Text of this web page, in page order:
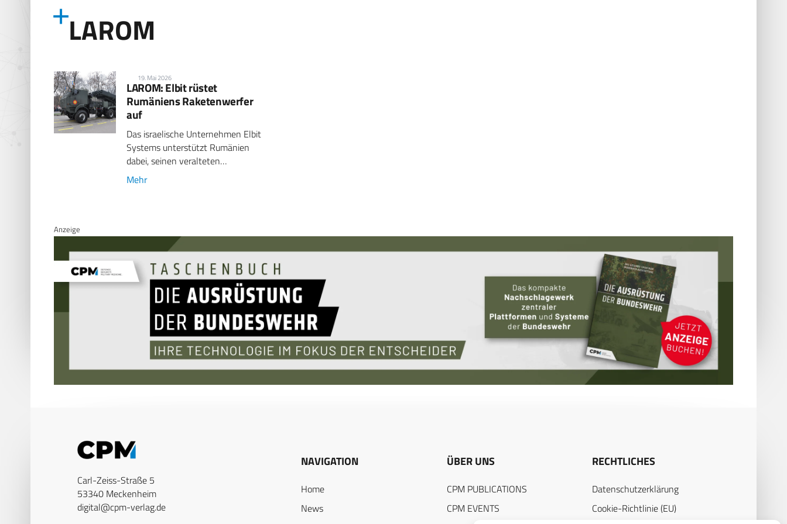
LAROM
19. Mai 2026
LAROM: Elbit rüstet
Rumäniens Raketenwerfer
auf
Das israelische Unternehmen Elbit
Systems unterstützt Rumänien
dabei, seinen veralteten…
Mehr
Anzeige
Carl-Zeiss-Straße 5
53340 Meckenheim
digital@cpm-verlag.de
NAVIGATION
Home
News
ÜBER UNS
CPM PUBLICATIONS
CPM EVENTS
RECHTLICHES
Datenschutzerklärung
Cookie-Richtlinie (EU)